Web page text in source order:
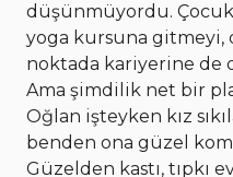
düşünmüyordu.
yoga kursuna gitmeyi,
noktada kariyerine de
Ama şimdilik net bir
Oğlan işteyken kız
benden ona güzel
Güzelden kastı, tıpkı